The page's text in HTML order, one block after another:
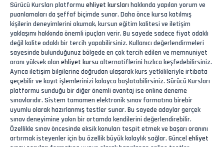
Sürücü Kursları platformu ehliyet kursları hakkında yapılan yorum ve
puanlamaları da şeffaf biçimde sunar. Daha önce kursa katılmış
kişilerin deneyimlerini okumak, kursun eğitim kalitesi ve iletişim
yaklaşımı hakkında önemli ipuçları verir. Bu sayede sadece fiyat odaklı
değil kalite odaklı bir tercih yapabilirsiniz. Kullanıcı değerlendirmeleri
sayesinde bulunduğunuz bölgede en çok tercih edilen ve memnuniyet
oranı yüksek olan ehliyet kursu alternatiflerini hızlıca keşfedebilirsiniz.
Ayrıca iletişim bilgilerine doğrudan ulaşarak kurs yetkilileriyle irtibata
geçebilir ve kayıt işlemlerinizi kolayca başlatabilirsiniz. Sürücü Kursları
platformu sunduğu bir diğer önemli avantaj ise online deneme
sınavlarıdır. Sistem tamamen elektronik sınav formatına birebir
uyumlu olarak hazırlanmış testler sunar. Bu sayede adaylar gerçek
sınav deneyimine yakın bir ortamda kendilerini değerlendirebilir.
Özellikle sınav öncesinde eksik konuları tespit etmek ve başarı oranını
artırmak isteyenler için bu özellik büyük kolaylık sağlar. Güncel ehliyet